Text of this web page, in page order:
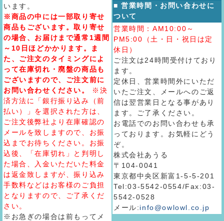
います。
※商品の中には一部取り寄せ
商品もございます。取り寄せ
の場合、お届けまで通常1週間
～10日ほどかかります。ま
た、ご注文のタイミングによ
って在庫切れ・廃盤の商品も
ございますので、ご注文前に
お問い合わせください。
※決
済方法に「銀行振り込み（前
払い）」を選択された方は、
ご注文後弊社より在庫確認の
メールを致しますので、お振
込までお待ちください。お振
込後、「在庫切れ」と判明し
た場合、入金いただいた料金
は返金致しますが、振り込み
手数料などはお客様のご負担
となりますので、ご了承くだ
さい。
※お急ぎの場合は前もってメ
■ 営業時間・お問い合わせに
ついて
営業時間：AM10:00～
PM5:00（土・日・祝日は定
休日）
ご注文は24時間受付けており
ます。
定休日、営業時間外にいただ
いたご注文、メールへのご返
信は翌営業日となる事があり
ます。ご了承ください。
お電話でのお問い合わせも承
っております。お気軽にどう
ぞ。
株式会社あうる
〒104-0041
東京都中央区新富1-5-5-201
Tel:03-5542-0554/Fax:03-
5542-0528
メール:info@owlowl.co.jp